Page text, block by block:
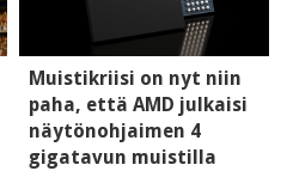
Muistikriisi on nyt niin
paha, että AMD julkaisi
näytönohjaimen 4
gigatavun muistilla